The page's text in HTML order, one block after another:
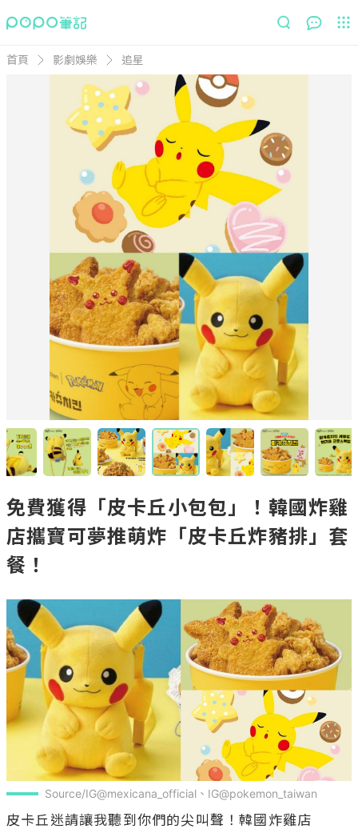
首頁 影劇娛樂 追星
免費獲得「皮卡丘小包包」！韓國炸雞
店攜寶可夢推萌炸「皮卡丘炸豬排」套
餐！
Source/IG@mexicana_official、IG@pokemon_taiwan
皮卡丘迷請讓我聽到你們的尖叫聲！韓國炸雞店